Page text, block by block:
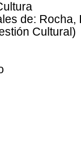
de:
Cultural)